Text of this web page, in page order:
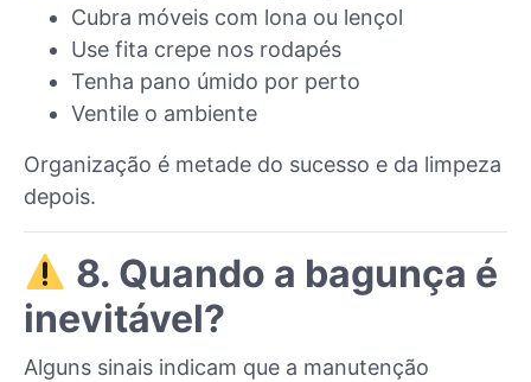
Cubra móveis com lona ou lençol
Use fita crepe nos rodapés
Tenha pano úmido por perto
Ventile o ambiente
Organização é metade do sucesso e da limpeza
depois.
8. Quando a bagunça é
inevitável?
Alguns sinais indicam que a manutenção